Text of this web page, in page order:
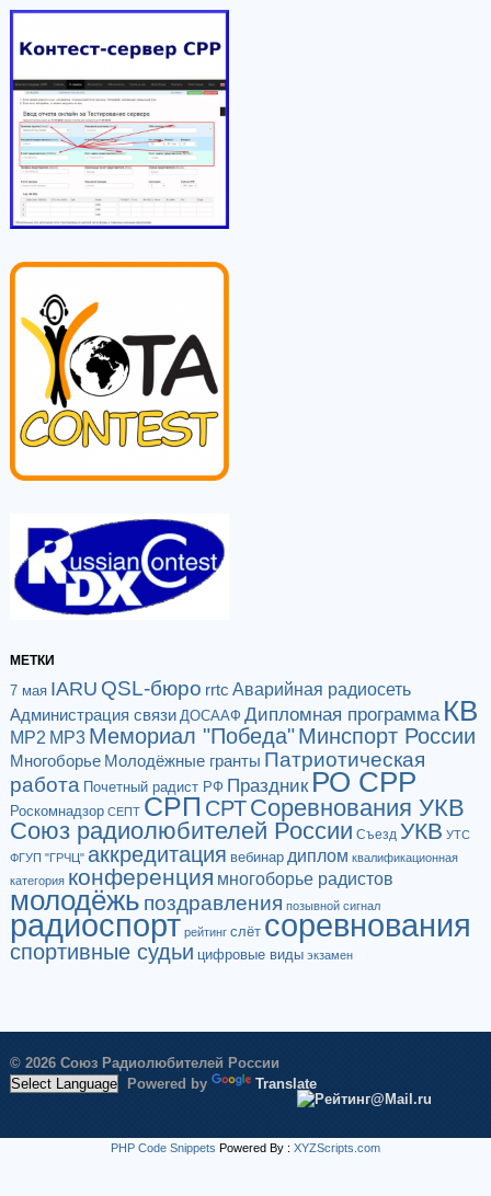
МЕТКИ
7 мая IARU QSL-бюро rrtc Аварийная радиосеть
Администрация связи ДОСААФ Дипломная программа КВ
МР2 МР3 Мемориал "Победа"Минспорт России
Многоборье Молодёжные гранты Патриотическая
работа Почетный радист РФ Праздник РО СРР
Роскомнадзор СЕПТ СРП СРТСоревнования УКВ
Союз радиолюбителей России Съезд УКВ УТС
ФГУП "ГРЧЦ" аккредитация вебинар диплом квалификационная
категория конференция многоборье радистов
молодёжь поздравления позывной сигнал
радиоспорт рейтинг слёт соревнования
спортивные судьи цифровые виды экзамен
© 2026 Союз Радиолюбителей России
Powered by
Translate
PHP Code Snippets Powered By : XYZScripts.com